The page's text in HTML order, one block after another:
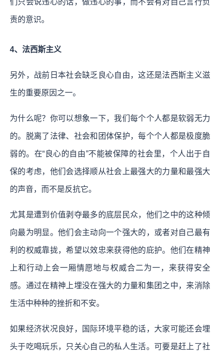
责的意识。
4、法西斯主义
另外，战前日本社会缺乏良心自由，这还是法西斯主义滋
生的重要原因之一。
为什么呢？你可以想象一下，我们每个个人都是软弱无力
的。脱离了法律、社会和团体保护，每个个人都是极度脆
弱的。在“良心的自由”不能被保障的社会里，个人出于自
保的考虑，他们会选择顺从社会上最强大的力量和最强大
的声音，而不是反抗它。
尤其是遭到价值剥夺最多的底层民众，他们之中的这种倾
向最为明显。他们会主动向一个强大的，或者对自己最有
利的权威靠拢，希望以效忠来获得他的庇护。他们在精神
上和行动上会一厢情愿地与权威合二为一，来获得安全
感。通过在精神上埋没在强大的力量和集团之中，来消除
生活中种种的挫折和不安。
如果经济状况良好，国际环境平稳的话，大家可能还会埋
头于吃喝玩乐，只关心自己的私人生活。可要是赶上了社